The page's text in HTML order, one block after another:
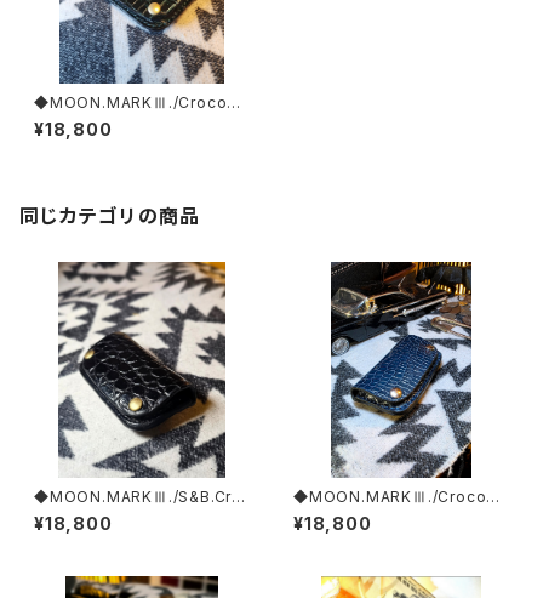
◆MOON.MARKⅢ./Crocodil
e. Coin Case.xxx. Green.E
dition
¥18,800
同じカテゴリの商品
◆MOON.MARKⅢ./S&B.Cro
codile. Coin Case.xxx. Bla
ck.Edition
¥18,800
◆MOON.MARKⅢ./Crocodil
e. Coin Case.xxx. Deep'Cy
an.Edition
¥18,800